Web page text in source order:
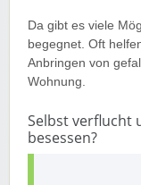
Da gibt es viele
begegnet. Oft
Anbringen von
Wohnung.
Selbst verflucht
besessen?